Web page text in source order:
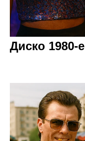
Диско 1980-е